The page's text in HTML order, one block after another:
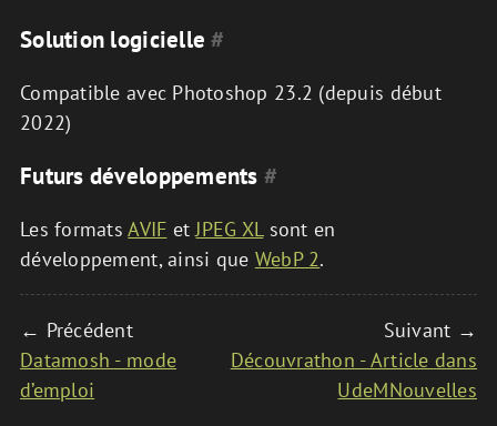
Solution logicielle #
Compatible avec Photoshop 23.2 (depuis début
2022)
Futurs développements #
Les formatsAVIF etJPEG XLsont en
développement, ainsi que WebP 2.
← Précédent
Datamosh - mode
d’emploi
Suivant →
Découvrathon - Article dans
UdeMNouvelles